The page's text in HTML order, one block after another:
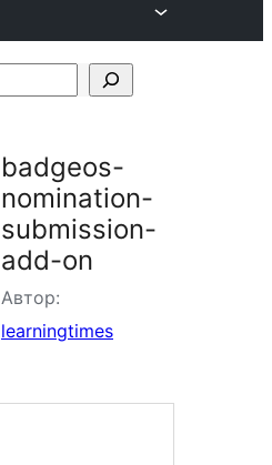
badgeos-
nomination-
submission-
add-on
Автор:
learningtimes